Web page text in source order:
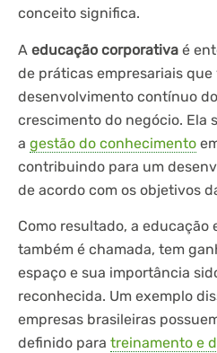
conceito significa.
A educação corporativa é
de práticas empresariais que
desenvolvimento contínuo
crescimento do negócio. Ela
a gestão do conhecimento
contribuindo para um
de acordo com os objetivos
Como resultado, a educação
também é chamada, tem
espaço e sua importância
reconhecida. Um exemplo
empresas brasileiras
definido para treinamento e